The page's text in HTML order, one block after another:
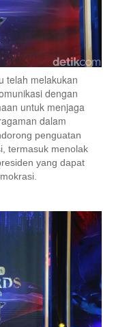
telah melakukan
dengan
untuk menjaga
dalam
penguatan
termasuk menolak
yang dapat